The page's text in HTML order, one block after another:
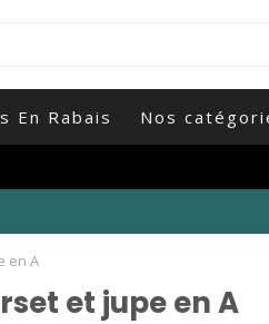
En Rabais Nos
en A
et jupe en A